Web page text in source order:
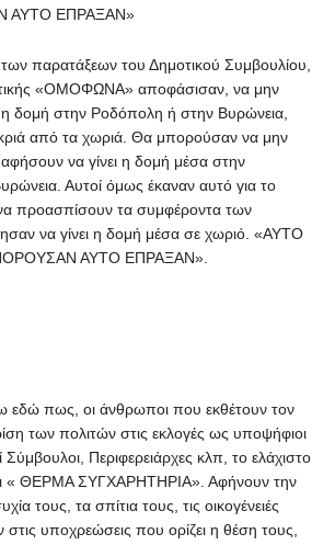
ΑΥΤΟ ΕΠΡΑΞΑΝ»
παρατάξεων του Δημοτικού Συμβουλίου,
«ΟΜΟΦΩΝΑ» αποφάσισαν, να μην
η δομή στην Ροδόπολη ή στην Βυρώνεια,
από τα χωριά. Θα μπορούσαν να μην
να γίνει η δομή μέσα στην
Αυτοί όμως έκαναν αυτό για το
προασπίσουν τα συμφέροντα των
να γίνει η δομή μέσα σε χωριό. «ΑΥΤΟ
ΑΥΤΟ ΕΠΡΑΞΑΝ».
εδώ πως, οι άνθρωποι που εκθέτουν τον
των πολιτών στις εκλογές ως υποψήφιοι
Σύμβουλοι, Περιφερειάρχες κλπ, το ελάχιστο
« ΘΕΡΜΑ ΣΥΓΧΑΡΗΤΗΡΙΑ». Αφήνουν την
τους, τα σπίτια τους, τις οικογένειές
στις υποχρεώσεις που ορίζει η θέση τους,